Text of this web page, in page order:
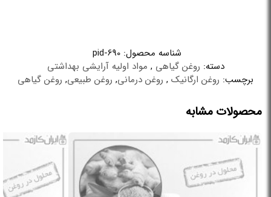
شناسه محصول: pid-690
دسته: روغن گیاهی , مواد اولیه آرایشی بهداشتی
برچسب: روغن ارگانیک , روغن درمانی, روغن طبیعی, روغن گیاهی
محصولات مشابه